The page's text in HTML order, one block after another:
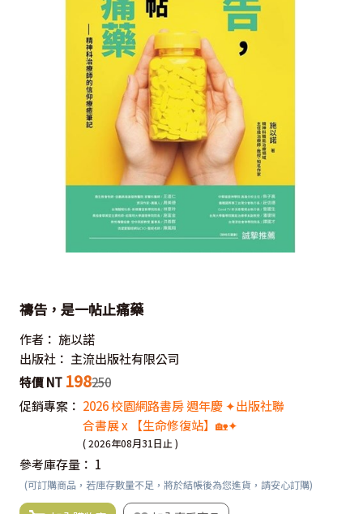
禱告，是一帖止痛藥
作者： 施以諾
出版社： 主流出版社有限公司
特價 NT 198250
促銷專案： 2026 校園網路書房 週年慶 ✦出版社聯
合書展 x 【生命修復站】🏡✦
( 2026年08月31日止 )
參考庫存量： 1
(可訂購商品，若庫存數量不足，將於結帳後為您進貨，請安心訂購)